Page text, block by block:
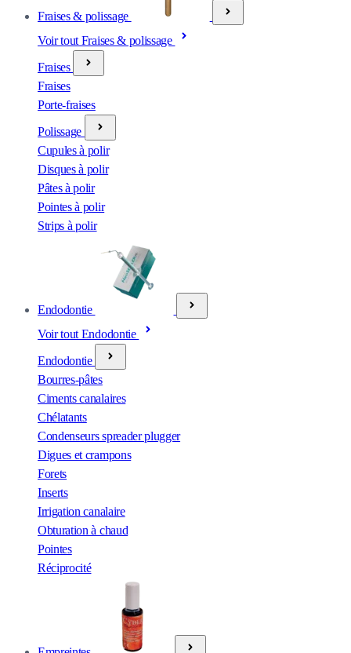
Fraises & polissage
Voir tout Fraises & polissage
Fraises
Fraises
Porte-fraises
Polissage
Cupules à polir
Disques à polir
Pâtes à polir
Pointes à polir
Strips à polir
Endodontie
Voir tout Endodontie
Endodontie
Bourres-pâtes
Ciments canalaires
Chélatants
Condenseurs spreader plugger
Digues et crampons
Forets
Inserts
Irrigation canalaire
Obturation à chaud
Pointes
Réciprocité